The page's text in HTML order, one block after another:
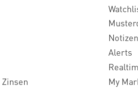
Notizen
Alerts
My